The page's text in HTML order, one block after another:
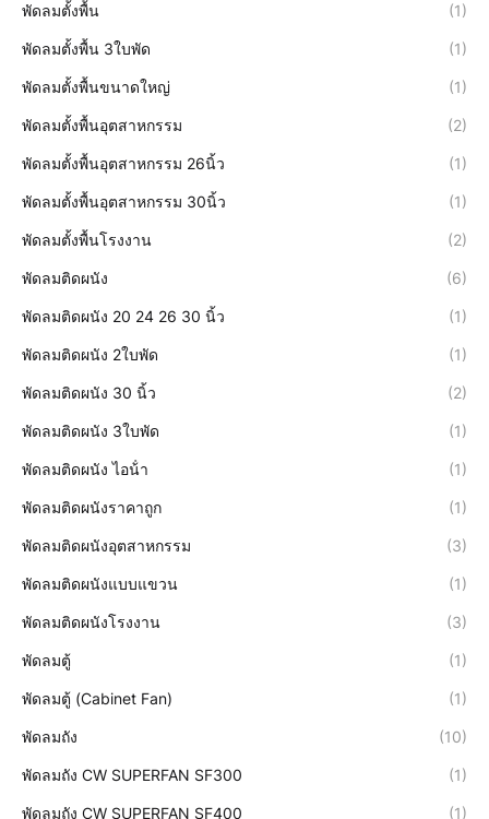
พัดลมตั้งพื้น (1)
พัดลมตั้งพื้น 3ใบพัด (1)
พัดลมตั้งพื้นขนาดใหญ่ (1)
พัดลมตั้งพื้นอุตสาหกรรม (2)
พัดลมตั้งพื้นอุตสาหกรรม 26นิ้ว (1)
พัดลมตั้งพื้นอุตสาหกรรม 30นิ้ว (1)
พัดลมตั้งพื้นโรงงาน (2)
พัดลมติดผนัง (6)
พัดลมติดผนัง 20 24 26 30 นิ้ว (1)
พัดลมติดผนัง 2ใบพัด (1)
พัดลมติดผนัง 30 นิ้ว (2)
พัดลมติดผนัง 3ใบพัด (1)
พัดลมติดผนัง ไอน้ํา (1)
พัดลมติดผนังราคาถูก (1)
พัดลมติดผนังอุตสาหกรรม (3)
พัดลมติดผนังแบบแขวน (1)
พัดลมติดผนังโรงงาน (3)
พัดลมตู้ (1)
พัดลมตู้ (Cabinet Fan) (1)
พัดลมถัง (10)
พัดลมถัง CW SUPERFAN SF300 (1)
พัดลมถัง CW SUPERFAN SF400 (1)